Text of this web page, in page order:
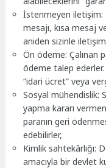
İstenmeyen iletişim:
mesajı, kısa mesaj
aniden sizinle
Ön ödeme: Çalınan
ödeme talep ederler.
“idari ücret” veya
Sosyal mühendislik:
yapma kararı
paranın geri
edebilirler,
Kimlik sahtekârlığı:
amacıyla bir devlet